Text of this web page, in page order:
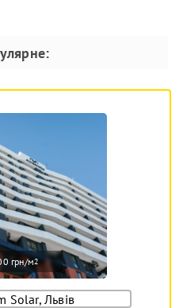
грн/м2
Solar, Львів